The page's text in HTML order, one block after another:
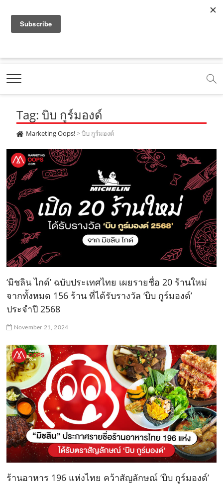
a
e
b
o
o
k
.
c
o
m
o
t
b
e
.
c
o
m
.
o
e
m
e
t
g
r
a
m
o
m
t
k
.
c
o
m
Marketing Oops!
DIGITAL | CREATIVE | ADVERTISING | CAMPAIGN |
Tag: บิบ กูร์มองด์
Marketing Oops!>บิบ กูร์มองด์
‘มิชลิน ไกด์’ ฉบับประเทศไทย เผยรายชื่อ 20 ร้านใหม่
จากทั้งหมด 156 ร้าน ที่ได้รับรางวัล ‘บิบ กูร์มองด์’
ประจำปี 2568
November 21, 2024
ร้านอาหาร 196 แห่งไทย คว้าสัญลักษณ์ ‘บิบ กูร์มองด์’